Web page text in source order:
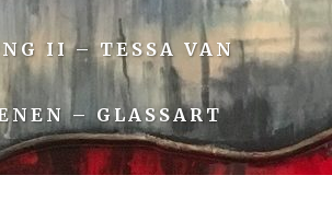
II – TESSA VAN
– GLASSART